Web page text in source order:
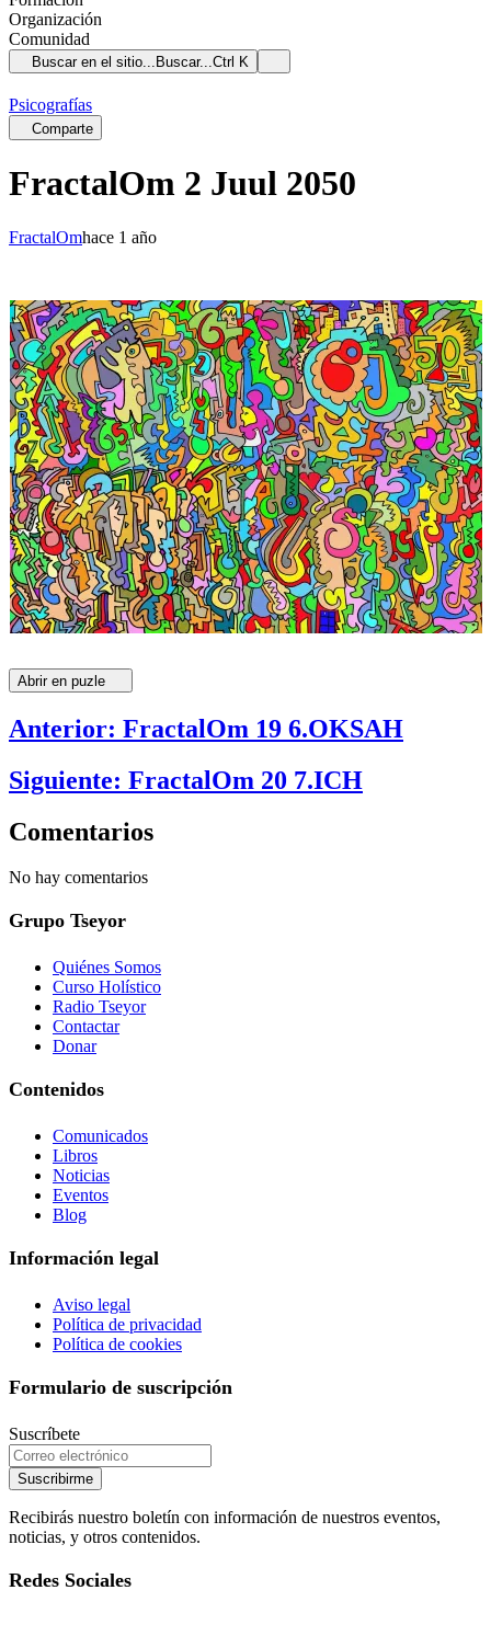
Organización
Comunidad
Buscar en el sitio... Buscar...Ctrl K
Psicografías
Comparte
FractalOm 2 Juul 2050
FractalOmhace 1 año
Abrir en puzle
Anterior: FractalOm 19 6.OKSAH
Siguiente: FractalOm 20 7.ICH
Comentarios
No hay comentarios
Grupo Tseyor
Quiénes Somos
Curso Holístico
Radio Tseyor
Contactar
Donar
Contenidos
Comunicados
Libros
Noticias
Eventos
Blog
Información legal
Aviso legal
Política de privacidad
Política de cookies
Formulario de suscripción
Suscríbete
Suscribirme
Recibirás nuestro boletín con información de nuestros eventos,
noticias, y otros contenidos.
Redes Sociales